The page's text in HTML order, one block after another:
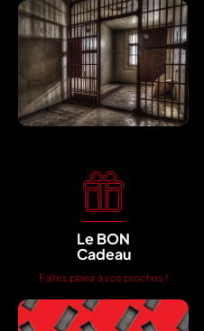
Le BON
Cadeau
Faîtes plaisir à vos proches !